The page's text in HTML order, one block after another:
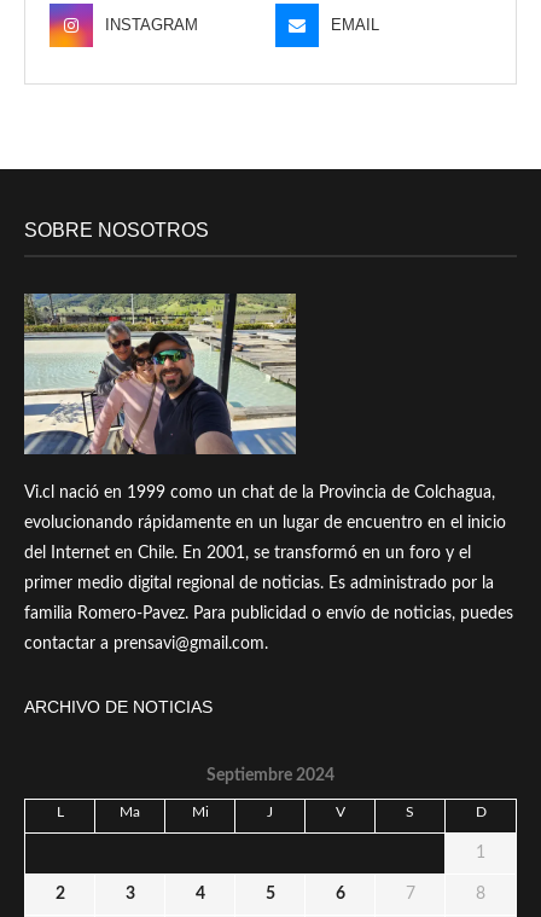
INSTAGRAM EMAIL
SOBRE NOSOTROS
Vi.cl nació en 1999 como un chat de la Provincia de Colchagua,
evolucionando rápidamente en un lugar de encuentro en el inicio
del Internet en Chile. En 2001, se transformó en un foro y el
primer medio digital regional de noticias. Es administrado por la
familia Romero-Pavez. Para publicidad o envío de noticias, puedes
contactar a prensavi@gmail.com.
ARCHIVO DE NOTICIAS
Septiembre 2024
L Ma Mi J V S D
1
2 3 4 5 6 7 8